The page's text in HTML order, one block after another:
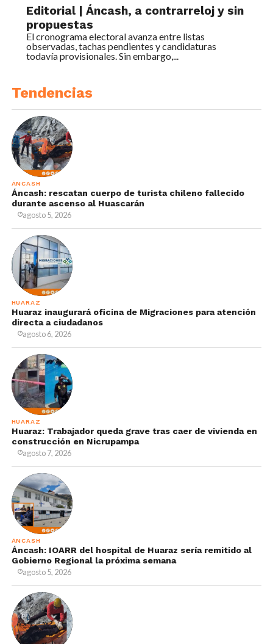
Editorial | Áncash, a contrarreloj y sin
propuestas
El cronograma electoral avanza entre listas
observadas, tachas pendientes y candidaturas
todavía provisionales. Sin embargo,...
Tendencias
ÁNCASH
Áncash: rescatan cuerpo de turista chileno fallecido
durante ascenso al Huascarán
agosto 5, 2026
HUARAZ
Huaraz inaugurará oficina de Migraciones para atención
directa a ciudadanos
agosto 6, 2026
HUARAZ
Huaraz: Trabajador queda grave tras caer de vivienda en
construcción en Nicrupampa
agosto 7, 2026
ÁNCASH
Áncash: IOARR del hospital de Huaraz sería remitido al
Gobierno Regional la próxima semana
agosto 5, 2026